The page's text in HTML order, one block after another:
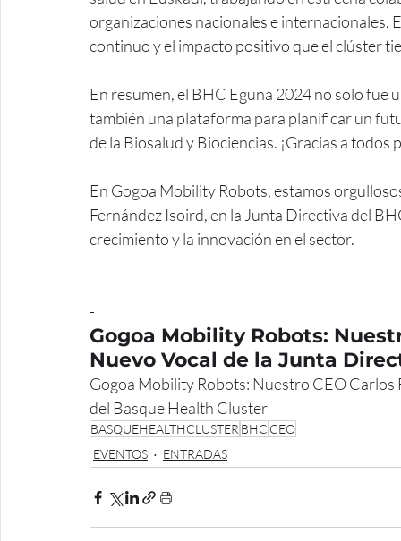
organizaciones nacionales e internacionales.
continuo y el impacto positivo que el clúster
En resumen, el BHC Eguna 2024 no solo fue
también una plataforma para planificar un
de la Biosalud y Biociencias. ¡Gracias a
En Gogoa Mobility Robots, estamos
Fernández Isoird, en la Junta Directiva del
crecimiento y la innovación en el sector.
-
Gogoa Mobility Robots:
Nuevo Vocal de la Junta
Gogoa Mobility Robots: Nuestro CEO
del Basque Health Cluster
BASQUEHEALTHCLUSTERBHC CEO
EVENTOS
ENTRADAS